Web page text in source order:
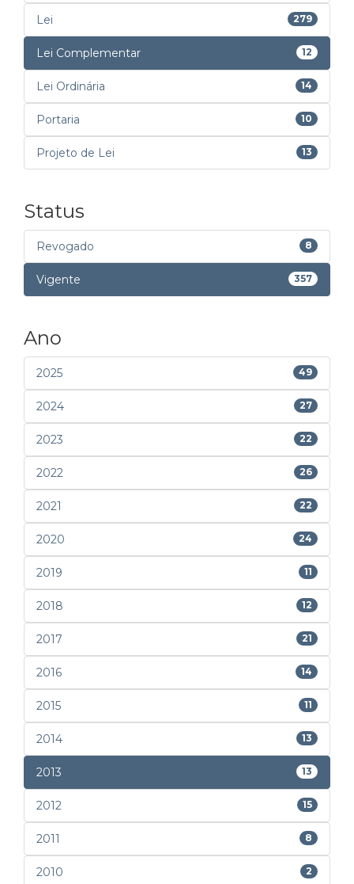
Lei 279
Lei Complementar 12
Lei Ordinária 14
Portaria 10
Projeto de Lei 13
Status
Revogado 8
Vigente 357
Ano
2025 49
2024 27
2023 22
2022 26
2021 22
2020 24
2019 11
2018 12
2017 21
2016 14
2015 11
2014 13
2013 13
2012 15
2011 8
2010 2